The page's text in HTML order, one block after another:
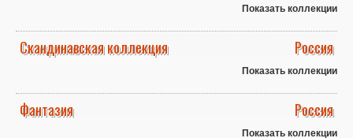
Показать коллекции
Скандинавская коллекция Россия
Показать коллекции
Фантазия Россия
Показать коллекции